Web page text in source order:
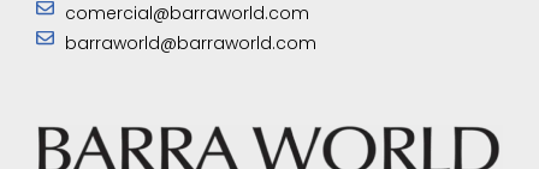
comercial@barraworld.com
barraworld@barraworld.com